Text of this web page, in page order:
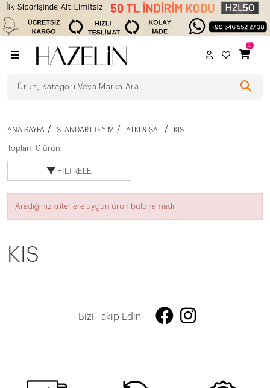
0
ANA SAYFA STANDART GIYIM ATKI & ŞAL KIS
Toplam 0 ürün
FILTRELE
Aradığınız kriterlere uygun ürün bulunamadı
KIS
Bizi Takip Edin